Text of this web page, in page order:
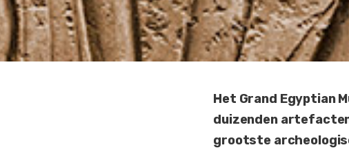
Het Grand Egyptian
duizenden
grootste